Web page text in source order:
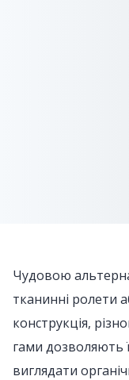
Чудовою
тканинні ролети
конструкція,
гами дозволяють
виглядати